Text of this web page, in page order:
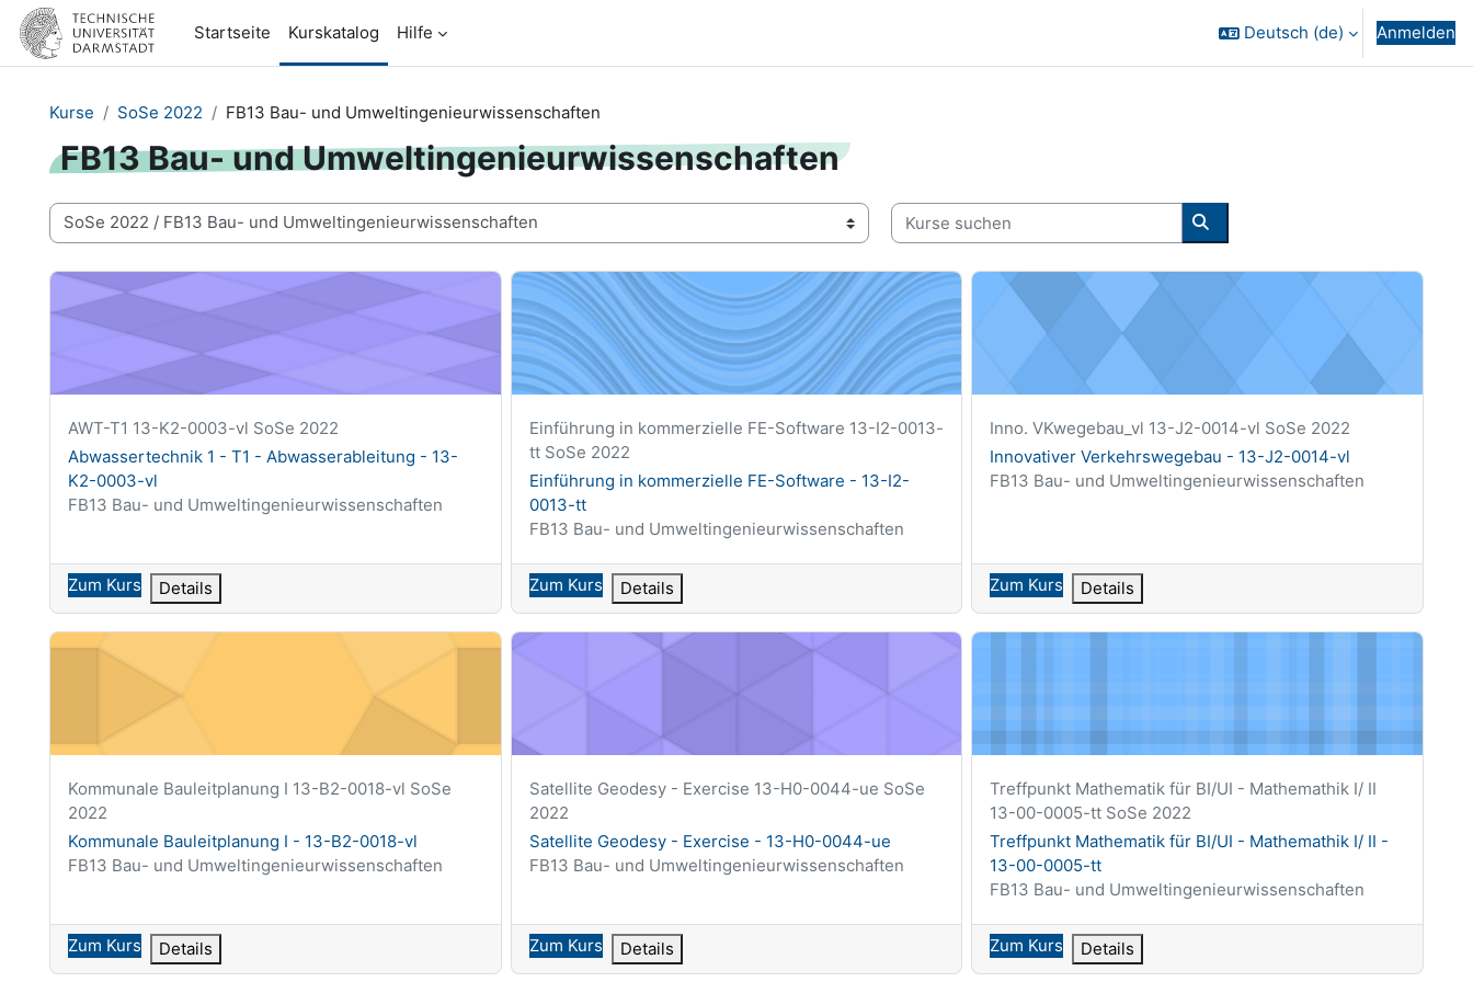
Zum Hauptinhalt
Startseite
Kurskatalog Hilfe Deutsch ‎(de)‎ Anmelden
Kurse SoSe 2022 FB13 Bau- und Umweltingenieurwissenschaften
FB13 Bau- und Umweltingenieurwissenschaften
Kursbereiche
Kurse suchen
Kurse suchen
Abwassertechnik 1 - T1 - Abwasserableitung - 13-K2-0003-vl
Kurzer Kursname
AWT-T1 13-K2-0003-vl SoSe 2022
Kursname
Abwassertechnik 1 - T1 - Abwasserableitung - 13-
K2-0003-vl
Kursbereich
FB13 Bau- und Umweltingenieurwissenschaften
Zum Kurs Details
Einführung in kommerzielle FE-Software - 13-I2-0013-tt
Kurzer Kursname
Einführung in kommerzielle FE-Software 13-I2-0013-
tt SoSe 2022
Kursname
Einführung in kommerzielle FE-Software - 13-I2-
0013-tt
Kursbereich
FB13 Bau- und Umweltingenieurwissenschaften
Zum Kurs Details
Innovativer Verkehrswegebau - 13-J2-0014-vl
Kurzer Kursname
Inno. VKwegebau_vl 13-J2-0014-vl SoSe 2022
Kursname
Innovativer Verkehrswegebau - 13-J2-0014-vl
Kursbereich
FB13 Bau- und Umweltingenieurwissenschaften
Zum Kurs Details
Kommunale Bauleitplanung I - 13-B2-0018-vl
Kurzer Kursname
Kommunale Bauleitplanung I 13-B2-0018-vl SoSe
2022
Kursname
Kommunale Bauleitplanung I - 13-B2-0018-vl
Kursbereich
FB13 Bau- und Umweltingenieurwissenschaften
Zum Kurs Details
Satellite Geodesy - Exercise - 13-H0-0044-ue
Kurzer Kursname
Satellite Geodesy - Exercise 13-H0-0044-ue SoSe
2022
Kursname
Satellite Geodesy - Exercise - 13-H0-0044-ue
Kursbereich
FB13 Bau- und Umweltingenieurwissenschaften
Zum Kurs Details
Treffpunkt Mathematik für BI/UI - Mathemathik I/ II - 13-00-
Kurzer Kursname
Treffpunkt Mathematik für BI/UI - Mathemathik I/ II
13-00-0005-tt SoSe 2022
Kursname
Treffpunkt Mathematik für BI/UI - Mathemathik I/ II -
13-00-0005-tt
Kursbereich
FB13 Bau- und Umweltingenieurwissenschaften
Zum Kurs Details